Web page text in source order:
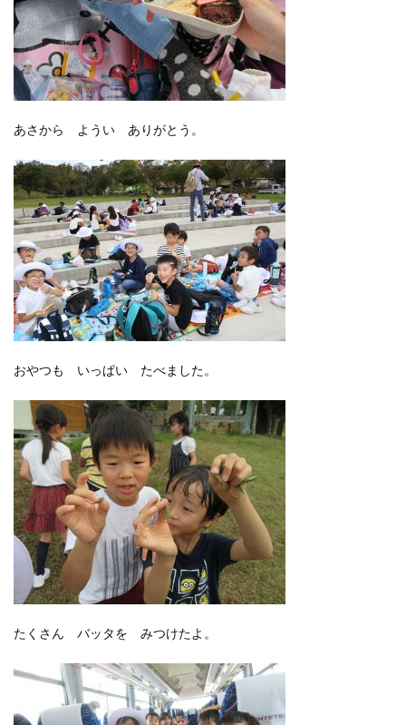
あさから ようい ありがとう。
おやつも いっぱい たべました。
たくさん バッタを みつけたよ。